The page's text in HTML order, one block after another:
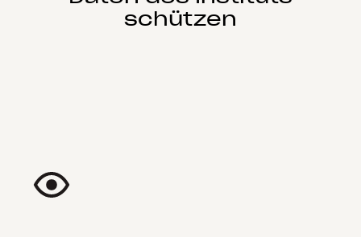
schützen